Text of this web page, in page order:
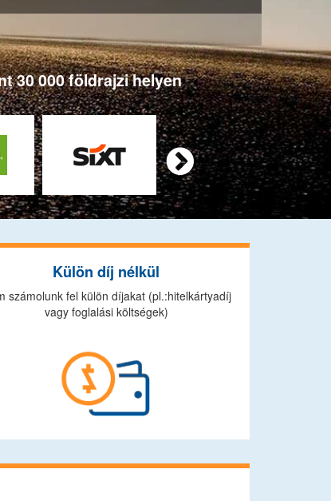
30 000 földrajzi helyen

Külön díj nélkül
számolunk fel külön díjakat (pl.:hitelkártyadíj
vagy foglalási költségek)